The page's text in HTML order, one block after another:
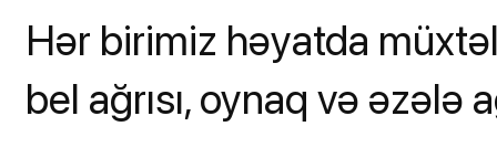
Hər birimiz həyatda
bel ağrısı, oynaq və əzələ